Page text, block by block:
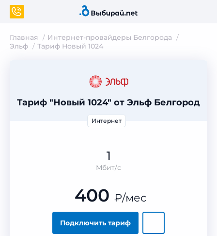
Главная
Интернет-провайдеры Белгорода
Эльф
Тариф Новый 1024
Тариф "Новый 1024" от Эльф Белгород
Интернет
1
Мбит/с
Подключить тариф
400 ₽/мес